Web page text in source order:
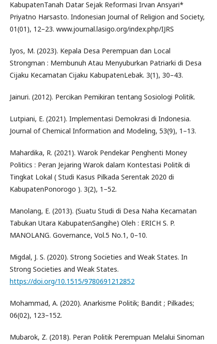
KabupatenTanah Datar Sejak Reformasi Irvan Ansyari*
Priyatno Harsasto. Indonesian Journal of Religion and Society,
01(01), 12–23. www.journal.lasigo.org/index.php/IJRS
Iyos, M. (2023). Kepala Desa Perempuan dan Local
Strongman : Membunuh Atau Menyuburkan Patriarki di Desa
Cijaku Kecamatan Cijaku KabupatenLebak. 3(1), 30–43.
Jainuri. (2012). Percikan Pemikiran tentang Sosiologi Politik.
Lutpiani, E. (2021). Implementasi Demokrasi di Indonesia.
Journal of Chemical Information and Modeling, 53(9), 1–13.
Mahardika, R. (2021). Warok Pendekar Penghenti Money
Politics : Peran Jejaring Warok dalam Kontestasi Politik di
Tingkat Lokal ( Studi Kasus Pilkada Serentak 2020 di
KabupatenPonorogo ). 3(2), 1–52.
Manolang, E. (2013). (Suatu Studi di Desa Naha Kecamatan
Tabukan Utara KabupatenSangihe) Oleh : ERICH S. P.
MANOLANG. Governance, Vol.5 No.1, 0–10.
Migdal, J. S. (2020). Strong Societies and Weak States. In
Strong Societies and Weak States.
https://doi.org/10.1515/9780691212852
Mohammad, A. (2020). Anarkisme Politik; Bandit ; Pilkades;
06(02), 123–152.
Mubarok, Z. (2018). Peran Politik Perempuan Melalui Sinoman